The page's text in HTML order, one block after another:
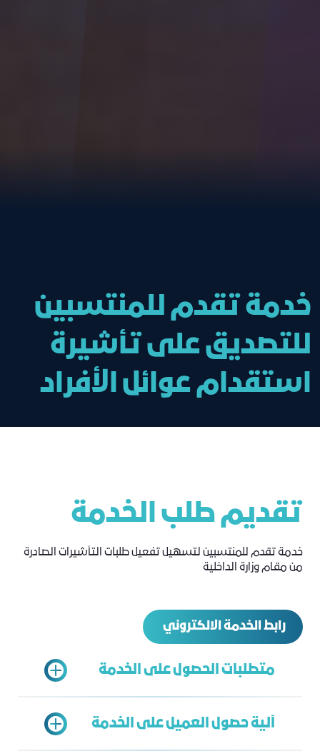
خدمة تقدم للمنتسبين
للتصديق على تأشيرة
استقدام عوائل الأفراد
تقديم طلب الخدمة
خدمة تقدم للمنتسبين لتسهيل تفعيل طلبات التأشيرات الصادرة
من مقام وزارة الداخلية
رابط الخدمة الالكتروني
متطلبات الحصول على الخدمة
آلية حصول العميل على الخدمة